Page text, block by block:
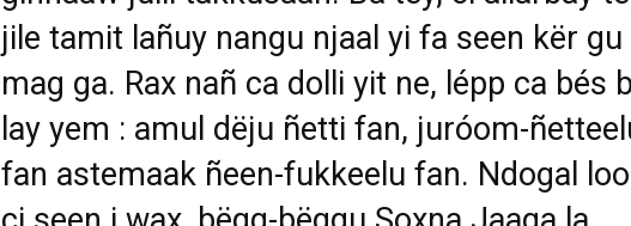
jile tamit lañuy nangu njaal yi fa seen kër gu
mag ga. Rax nañ ca dolli yit ne, lépp ca bés
lay yem : amul dëju ñetti fan, juróom-
fan astemaak ñeen-fukkeelu fan. Ndogal